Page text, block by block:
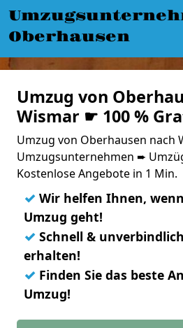
Oberhausen
Umzug von
Wismar ☛ 100 %
Umzug von Oberhausen nach
Umzugsunternehmen ➨
Kostenlose Angebote in 1 Min.
✓ Wir helfen Ihnen,
Umzug geht!
✓ Schnell &
erhalten!
✓ Finden Sie das beste
Umzug!